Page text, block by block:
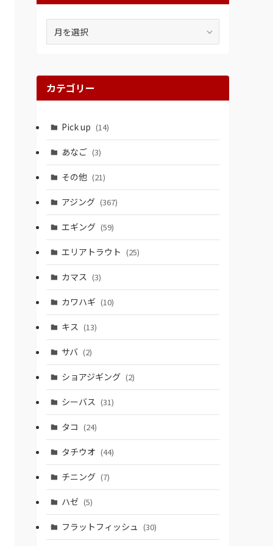
ブ
カテゴリー
Pick up (14)
あなご (3)
その他 (21)
アジング (367)
エギング (59)
エリアトラウト (25)
カマス (3)
カワハギ (10)
キス (13)
サバ (2)
ショアジギング (2)
シーバス (31)
タコ (24)
タチウオ (44)
チニング (7)
ハゼ (5)
フラットフィッシュ (30)